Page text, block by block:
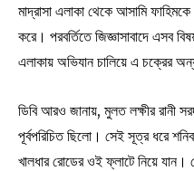
মাদ্রাসা এলাকা থেকে আসামি
করে। পরবর্তিতে জিজ্ঞাসাবাদে এসব
এলাকায় অভিযান চালিয়ে এ চক্রের
ডিবি আরও জানায়, মুলত লক্ষীর রানী
পূর্বপরিচিত ছিলো। সেই সূত্র ধরে
খালধার রোডের ওই ফ্লাটে নিয়ে